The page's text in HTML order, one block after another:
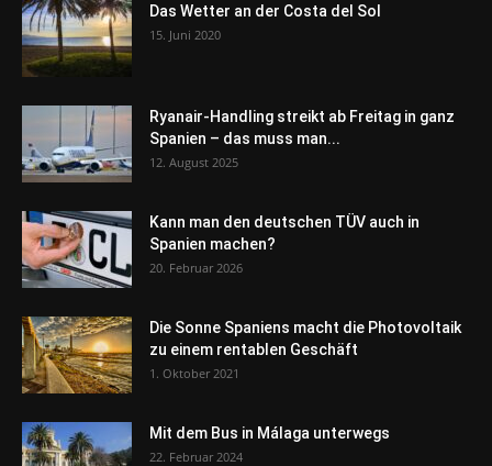
Das Wetter an der Costa del Sol
15. Juni 2020
Ryanair-Handling streikt ab Freitag in ganz
Spanien – das muss man...
12. August 2025
Kann man den deutschen TÜV auch in
Spanien machen?
20. Februar 2026
Die Sonne Spaniens macht die Photovoltaik
zu einem rentablen Geschäft
1. Oktober 2021
Mit dem Bus in Málaga unterwegs
22. Februar 2024